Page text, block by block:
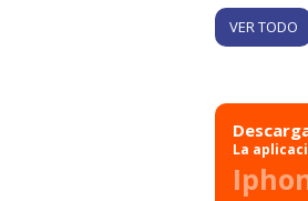
VER TODO
La